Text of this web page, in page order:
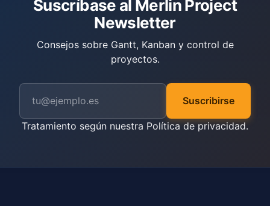
Suscríbase al Merlin Project
Newsletter
Consejos sobre Gantt, Kanban y control de
proyectos.
Suscribirse
Tratamiento según nuestra Política de privacidad.